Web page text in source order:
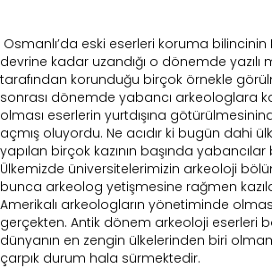
Osmanlı’da eski eserleri koruma
devrine kadar uzandığı o dönemde yazılı
tarafından korunduğu birçok örnekle
sonrası dönemde yabancı arkeologlara
olması eserlerin yurtdışına
açmış oluyordu. Ne acıdır ki bugün dahi
yapılan birçok kazının başında
Ülkemizde üniversitelerimizin arkeoloji
bunca arkeolog yetişmesine rağmen
Amerikalı arkeologların yönetiminde
gerçekten. Antik dönem arkeoloji eserleri
dünyanın en zengin ülkelerinden biri
çarpık durum hala sürmektedir.